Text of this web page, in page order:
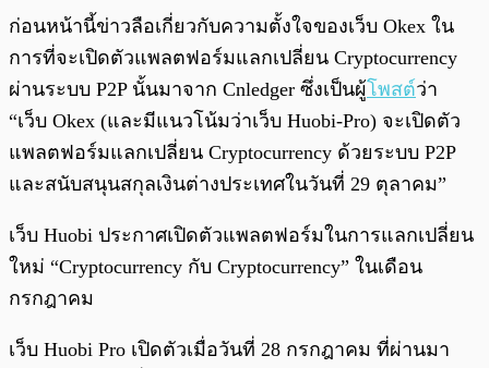
ก่อนหน้านี้ข่าวลือเกี่ยวกับความตั้งใจของเว็บ Okex ใน
การที่จะเปิดตัวแพลตฟอร์มแลกเปลี่ยน Cryptocurrency
ผ่านระบบ P2P นั้นมาจาก Cnledger ซึ่งเป็นผู้โพสต์ว่า
“เว็บ Okex (และมีแนวโน้มว่าเว็บ Huobi-Pro) จะเปิดตัว
แพลตฟอร์มแลกเปลี่ยน Cryptocurrency ด้วยระบบ P2P
และสนับสนุนสกุลเงินต่างประเทศในวันที่ 29 ตุลาคม”
เว็บ Huobi ประกาศเปิดตัวแพลตฟอร์มในการแลกเปลี่ยน
ใหม่ “Cryptocurrency กับ Cryptocurrency” ในเดือน
กรกฎาคม
เว็บ Huobi Pro เปิดตัวเมื่อวันที่ 28 กรกฎาคม ที่ผ่านมา